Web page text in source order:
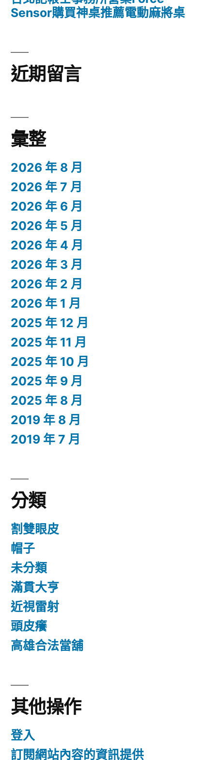
Sensor購買神桌推薦電動麻將桌
近期留言
彙整
2026 年 8 月
2026 年 7 月
2026 年 6 月
2026 年 5 月
2026 年 4 月
2026 年 3 月
2026 年 2 月
2026 年 1 月
2025 年 12 月
2025 年 11 月
2025 年 10 月
2025 年 9 月
2025 年 8 月
2019 年 8 月
2019 年 7 月
分類
割雙眼皮
帽子
未分類
滿貫大亨
近視雷射
頭皮癢
高雄合法當舖
其他操作
登入
訂閱網站內容的資訊提供